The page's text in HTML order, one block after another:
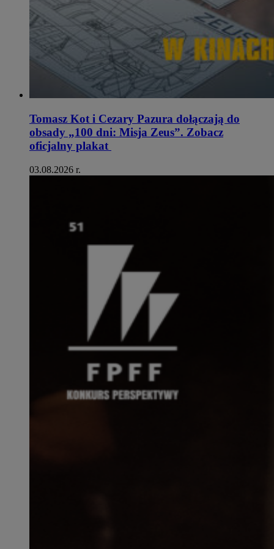
Tomasz Kot i Cezary Pazura dołączają do
obsady „100 dni: Misja Zeus”. Zobacz
oficjalny plakat
03.08.2026 r.